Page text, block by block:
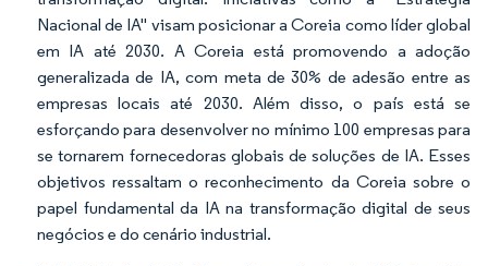
Nacional de IA" visam posicionar a Coreia como líder global
em IA até 2030. A Coreia está promovendo a adoção
generalizada de IA, com meta de 30% de adesão entre as
empresas locais até 2030. Além disso, o país está se
esforçando para desenvolver no mínimo 100 empresas para
se tornarem fornecedoras globais de soluções de IA. Esses
objetivos ressaltam o reconhecimento da Coreia sobre o
papel fundamental da IA na transformação digital de seus
negócios e do cenário industrial.